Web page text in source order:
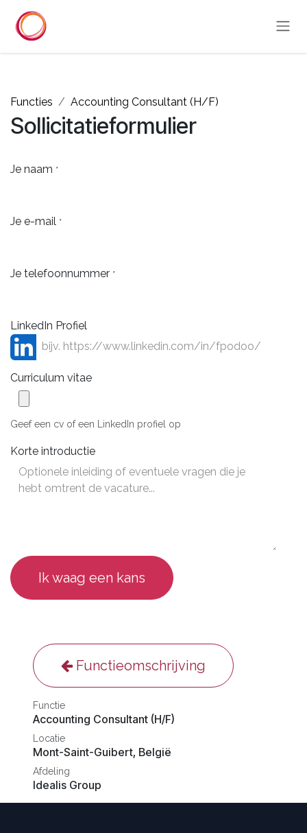
Functies Accounting Consultant (H/F)
Sollicitatieformulier
Je naam *
Je e-mail *
Je telefoonnummer *
LinkedIn Profiel
Curriculum vitae
Geef een cv of een LinkedIn profiel op
Korte introductie
Ik waag een kans
Functieomschrijving
Functie
Accounting Consultant (H/F)
Locatie
Mont-Saint-Guibert, België
Afdeling
Idealis Group